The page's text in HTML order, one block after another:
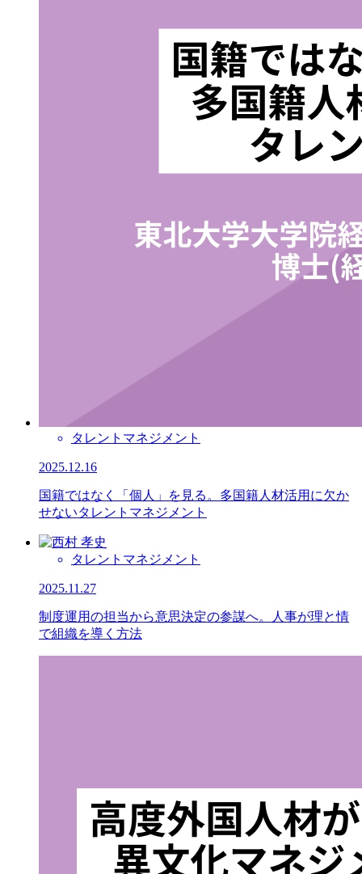
タレントマネジメント
2025.12.16
国籍ではなく「個人」を見る。多国籍人材活用に欠か
せないタレントマネジメント
タレントマネジメント
2025.11.27
制度運用の担当から意思決定の参謀へ。人事が理と情
で組織を導く方法